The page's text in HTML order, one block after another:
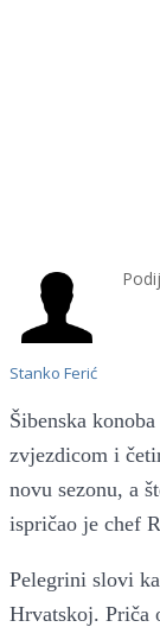
Stanko Ferić
Šibenska
zvjezdicom i
novu sezonu, a
ispričao je chef
Pelegrini slovi
Hrvatskoj. Priča